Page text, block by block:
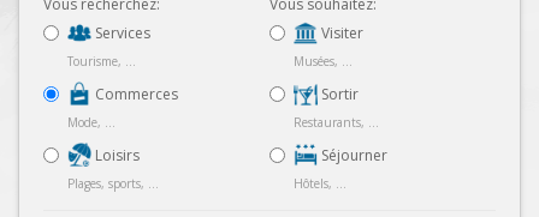
Vous recherchez:
Services
Tourisme, ...
Commerces
Mode, ...
Loisirs
Plages, sports, ...
Vous souhaitez:
Visiter
Musées, ...
Sortir
Restaurants, ...
Séjourner
Hôtels, ...